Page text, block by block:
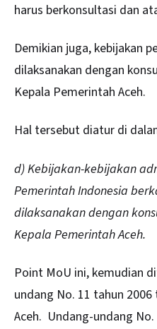
harus berkonsultasi dan
Demikian juga, kebijakan
dilaksanakan dengan
Kepala Pemerintah Aceh.
Hal tersebut diatur di
d) Kebijakan-kebijakan
Pemerintah Indonesia
dilaksanakan dengan
Kepala Pemerintah Aceh.
Point MoU ini, kemudian
undang No. 11 tahun
Aceh. Undang-undang